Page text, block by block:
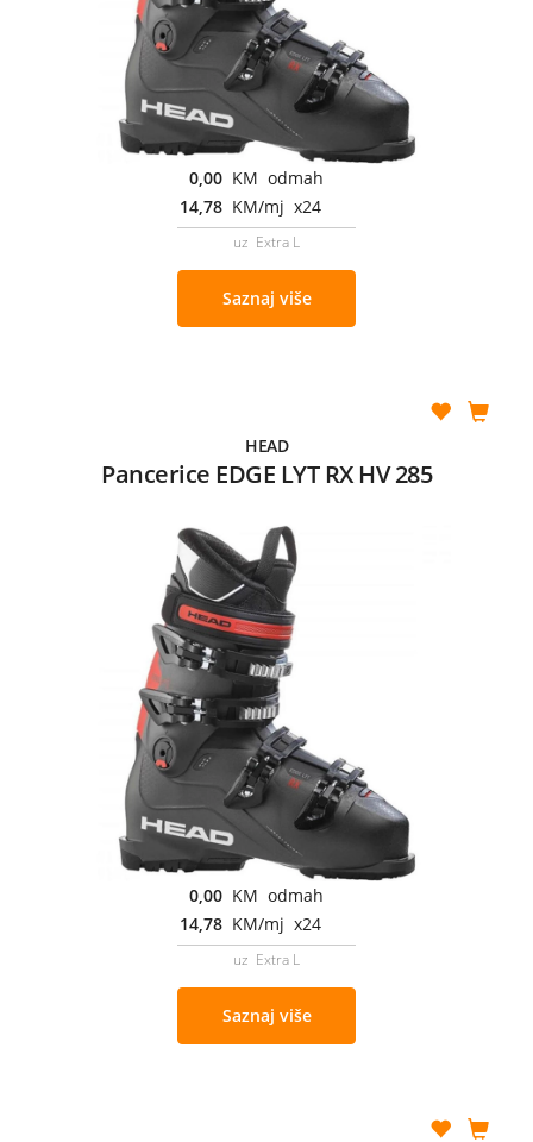
0,00 KM odmah
14,78 KM/mj x24
uz Extra L
Saznaj više
HEAD
Pancerice EDGE LYT RX HV 285
0,00 KM odmah
14,78 KM/mj x24
uz Extra L
Saznaj više